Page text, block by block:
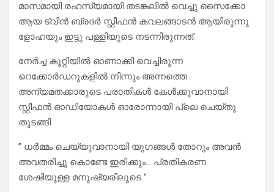
മാസമായി രഹസ്യമായി തടങ്കലിൽ വെച്ചു സൈക്കോ
ആയ ട്വിൻ ബ്രദർ സ്റ്റീഫൻ കവലങ്ങാടൻ ആയിരുന്നു
ളോഹയും ഇട്ടു പള്ളിയുടെ നടന്നിരുന്നത്.
നേർച്ച കുറ്റിയിൽ ഓണാക്കി വെച്ചിരുന്ന
റെക്കോർഡറുകളിൽ നിന്നും അന്നത്തെ
അന്യമതക്കാരുടെ പരാതികൾ കേൾക്കുവാനായി
സ്റ്റീഫൻ ഓഡിയോകൾ ഓരോന്നായി പ്ലെ ചെയ്തു
തുടങ്ങി.
” ധർമ്മം ചെയ്യുവാനായി യുഗങ്ങൾ തോറും അവൻ
അവതരിച്ചു കൊണ്ടേ ഇരിക്കും… പ്രതികരണ
ശേഷിയുള്ള മനുഷ്യരിലൂടെ ”